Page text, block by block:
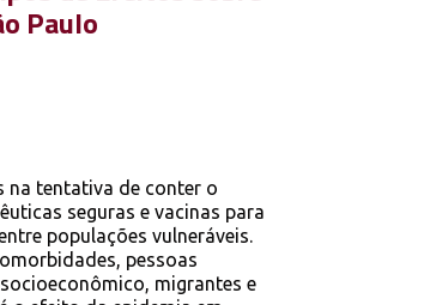
Paulo
na tentativa de conter o
seguras e vacinas para
populações vulneráveis.
pessoas
migrantes e